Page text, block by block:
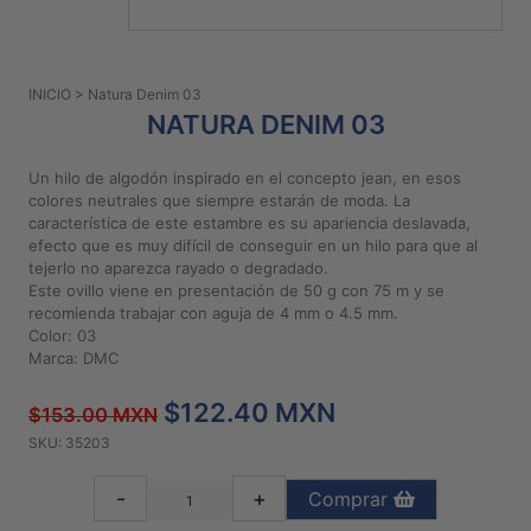
Preguntas
Privacidad
Políticas
Compra
INICIO > Natura Denim 03
NATURA DENIM 03
Un hilo de algodón inspirado en el concepto jean, en esos
colores neutrales que siempre estarán de moda. La
característica de este estambre es su apariencia deslavada,
efecto que es muy difícil de conseguir en un hilo para que al
tejerlo no aparezca rayado o degradado.
Este ovillo viene en presentación de 50 g con 75 m y se
recomienda trabajar con aguja de 4 mm o 4.5 mm.
Color: 03
Marca: DMC
$153.00 MXN $122.40 MXN
SKU: 35203
- + Comprar